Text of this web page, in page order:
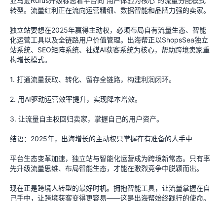
转型。流量红利正在流向运营精细、数据智能和品牌力强的卖家。
独立站要想在2025年赢得主动权，必须布局自有流量生态、智能
化运营工具以及全链路用户价值管理。出海帮正以ShopsSea独立
站系统、SEO矩阵系统、社媒AI获客系统为核心，帮助跨境卖家重
构增长模式。
1. 打通流量获取、转化、留存全链路，构建利润闭环。
2. 用AI驱动运营效率提升，实现降本增效。
3. 让流量自主权回归卖家，掌握自己的用户资产。
结语：2025年，出海增长的主动权只掌握在有准备的人手中
平台生态变革加速，独立站与智能化运营成为跨境新常态。只有率
先升级流量思维、布局智能生态，才能在激烈竞争中脱颖而出。
现在正是跨境人转型的最好时机。拥抱智能工具，让流量掌握在自
己手中，让跨境获客变得更容易——这是出海帮始终践行的使命。